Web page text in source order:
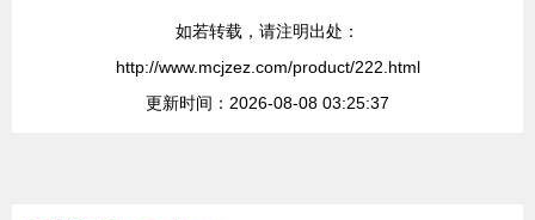
如若转载，请注明出处：
http://www.mcjzez.com/product/222.html
更新时间：2026-08-08 03:25:37